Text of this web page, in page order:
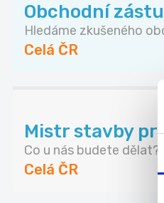
Obchodní
Hledáme zkušeného
Celá ČR
Mistr stavby
Co u nás budete
Celá ČR